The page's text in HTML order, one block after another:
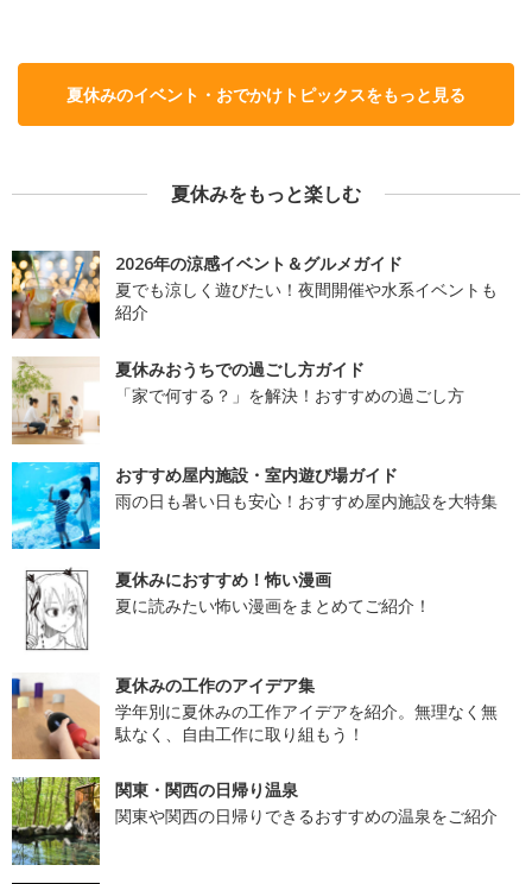
夏休みのイベント・おでかけトピックスをもっと見る
夏休みをもっと楽しむ
2026年の涼感イベント＆グルメガイド
夏でも涼しく遊びたい！夜間開催や水系イベントも
紹介
夏休みおうちでの過ごし方ガイド
「家で何する？」を解決！おすすめの過ごし方
おすすめ屋内施設・室内遊び場ガイド
雨の日も暑い日も安心！おすすめ屋内施設を大特集
夏休みにおすすめ！怖い漫画
夏に読みたい怖い漫画をまとめてご紹介！
夏休みの工作のアイデア集
学年別に夏休みの工作アイデアを紹介。無理なく無
駄なく、自由工作に取り組もう！
関東・関西の日帰り温泉
関東や関西の日帰りできるおすすめの温泉をご紹介